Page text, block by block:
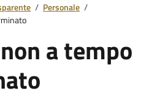
/ Personale /
a tempo